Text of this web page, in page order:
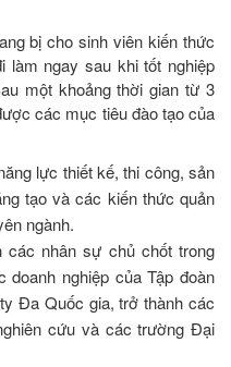
bị cho sinh viên kiến thức
làm ngay sau khi tốt nghiệp
một khoảng thời gian từ 3
các mục tiêu đào tạo của
lực thiết kế, thi công, sản
tạo và các kiến thức quản
ngành.
các nhân sự chủ chốt trong
nghiệp của Tập đoàn
Đa Quốc gia, trở thành các
cứu và các trường Đại